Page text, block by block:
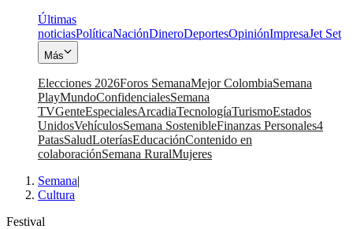
Últimas
noticiasPolíticaNaciónDineroDeportesOpiniónImpresaJet Set
Más
Elecciones 2026Foros SemanaMejor ColombiaSemana
PlayMundoConfidencialesSemana
TVGenteEspecialesArcadiaTecnologíaTurismoEstados
UnidosVehículosSemana SostenibleFinanzas Personales4
PatasSaludLoteríasEducaciónContenido en
colaboraciónSemana RuralMujeres
Semana|
Cultura
Festival